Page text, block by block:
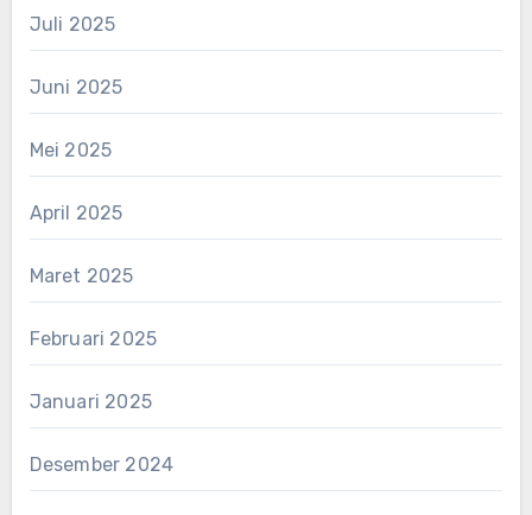
Juli 2025
Juni 2025
Mei 2025
April 2025
Maret 2025
Februari 2025
Januari 2025
Desember 2024